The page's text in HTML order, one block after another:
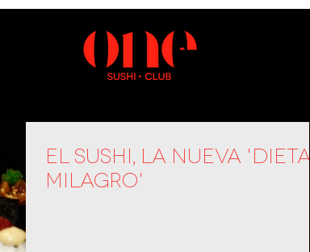
El sushi, la nueva 'dieta
milagro'